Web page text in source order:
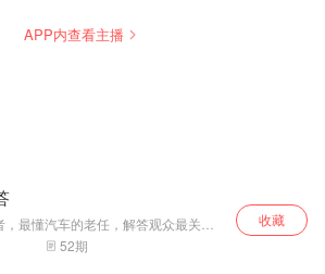
APP内查看主播
最懂汽车的老任，解答观众最关心
52期
收藏